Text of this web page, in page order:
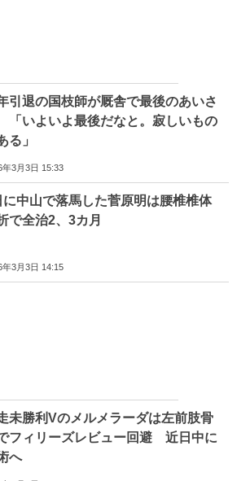
引退の国枝師が厩舎で最後のあいさ
いよいよ最後だなと。寂しいもの
る」
年3月3日 15:33
に中山で落馬した菅原明は腰椎椎体
で全治2、3カ月
年3月3日 14:15
未勝利Vのメルメラーダは左前肢骨
フィリーズレビュー回避 近日中に
へ